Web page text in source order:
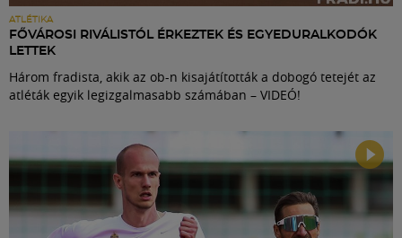
ATLÉTIKA
FŐVÁROSI RIVÁLISTÓL ÉRKEZTEK ÉS EGYEDURALKODÓK
LETTEK
Három fradista, akik az ob-n kisajátították a dobogó tetejét az
atléták egyik legizgalmasabb számában – VIDEÓ!